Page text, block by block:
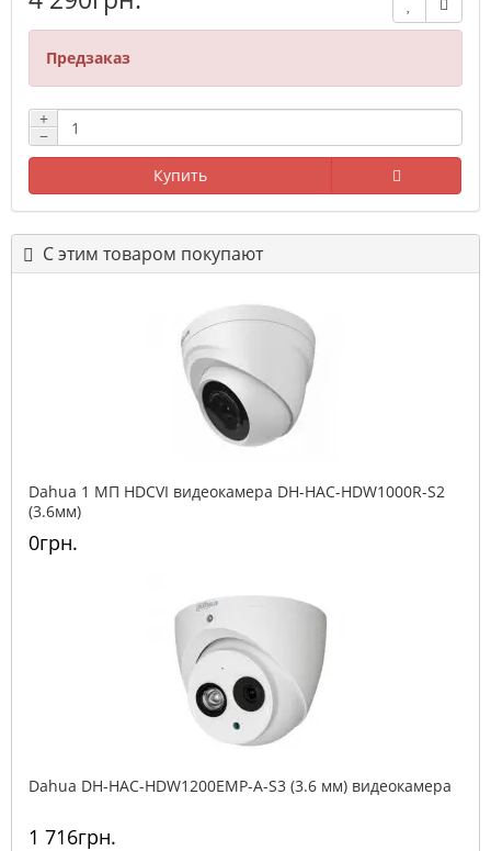
Предзаказ
+
−
Купить
С этим товаром покупают
Dahua 1 МП HDCVI видеокамера DH-HAC-HDW1000R-S2
(3.6мм)
0грн.
Dahua DH-HAC-HDW1200EMP-A-S3 (3.6 мм) видеокамера
1 716грн.